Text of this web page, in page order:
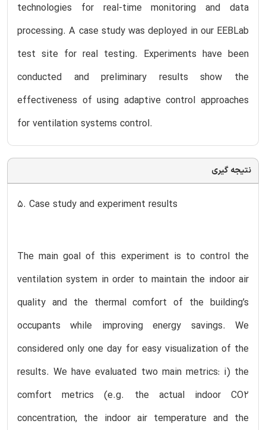
technologies for real-time monitoring and data
processing. A case study was deployed in our EEBLab
test site for real testing. Experiments have been
conducted and preliminary results show the
effectiveness of using adaptive control approaches
for ventilation systems control.
نتیجه گیری
5. Case study and experiment results
The main goal of this experiment is to control the
ventilation system in order to maintain the indoor air
quality and the thermal comfort of the building’s
occupants while improving energy savings. We
considered only one day for easy visualization of the
results. We have evaluated two main metrics: i) the
comfort metrics (e.g. the actual indoor CO2
concentration, the indoor air temperature and the